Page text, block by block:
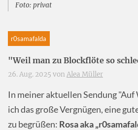
Foto: privat
r0samafalda
"Weil man zu Blockflöte so
26. Aug. 2025 von Alea Müller
In meiner aktuellen Sendung
ich das große Vergnügen, eine
zu begrüßen: Rosa aka